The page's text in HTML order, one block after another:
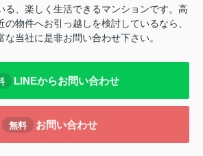
る、楽しく生活できるマンションです。高
物件へお引っ越しを検討しているなら、
当社に是非お問い合わせ下さい。
LINEからお問い合わせ
無料 お問い合わせ